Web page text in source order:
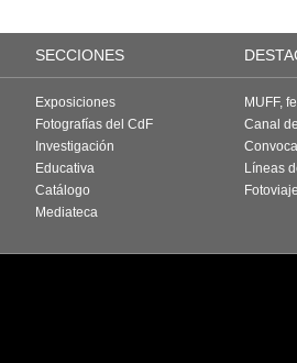
SECCIONES
Exposiciones
Fotografías del CdF
Investigación
Educativa
Catálogo
Mediateca
MUFF,
Canal
Líneas